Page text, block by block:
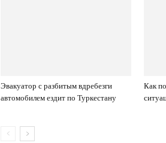
Эвакуатор с разбитым вдребезги
автомобилем ездит по Туркестану
Как